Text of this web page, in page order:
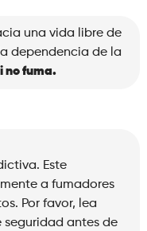
una vida libre de
dependencia de la
no fuma.
Este
a fumadores
Por favor, lea
antes de